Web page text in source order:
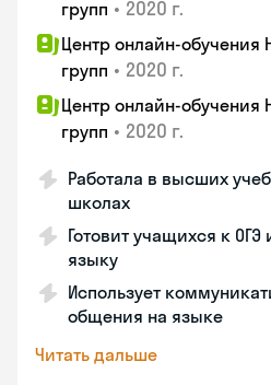
групп • 2020 г.
Центр онлайн-обучения
групп • 2020 г.
Центр онлайн-обучения
групп • 2020 г.
Работала в высших
школах
Готовит учащихся к
языку
Использует
общения на языке
Читать дальше